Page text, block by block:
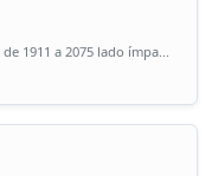
de 1911 a 2075 lado ímpa...